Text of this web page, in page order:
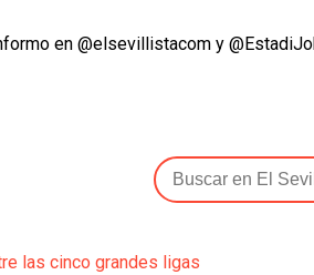
en @elsevillistacom y
las cinco grandes ligas